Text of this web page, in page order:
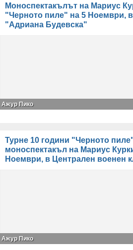
Моноспектакълът на Мариус
"Черното пиле" на 5 Ноември,
"Адриана Будевска"
Ажур Пико
Турне 10 години "Черното
моноспектакъл на Мариус
Ноември, в Централен военен
Ажур Пико